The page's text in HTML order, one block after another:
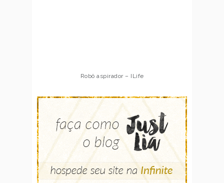
Robô aspirador – ILife